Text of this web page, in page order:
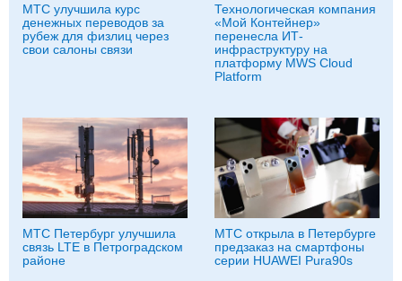
МТС улучшила курс
денежных переводов за
рубеж для физлиц через
свои салоны связи
Технологическая компания
«Мой Контейнер»
перенесла ИТ-
инфраструктуру на
платформу MWS Cloud
Platform
МТС Петербург улучшила
связь LTE в Петроградском
районе
МТС открыла в Петербурге
предзаказ на смартфоны
серии HUAWEI Pura90s